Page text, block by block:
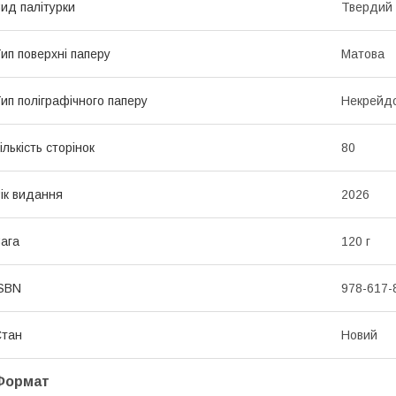
палітурки Твердий
поверхні паперу Матова
поліграфічного паперу
сторінок 80
видання 2026
120 г
978-617-
Новий